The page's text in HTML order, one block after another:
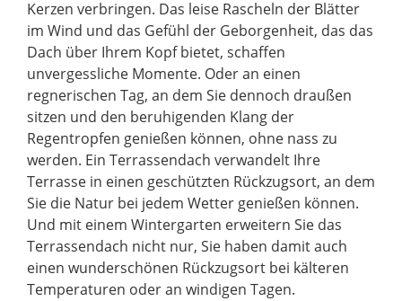
Kerzen verbringen. Das leise Rascheln der Blätter
im Wind und das Gefühl der Geborgenheit, das das
Dach über Ihrem Kopf bietet, schaffen
unvergessliche Momente. Oder an einen
regnerischen Tag, an dem Sie dennoch draußen
sitzen und den beruhigenden Klang der
Regentropfen genießen können, ohne nass zu
werden. Ein Terrassendach verwandelt Ihre
Terrasse in einen geschützten Rückzugsort, an dem
Sie die Natur bei jedem Wetter genießen können.
Und mit einem Wintergarten erweitern Sie das
Terrassendach nicht nur, Sie haben damit auch
einen wunderschönen Rückzugsort bei kälteren
Temperaturen oder an windigen Tagen.